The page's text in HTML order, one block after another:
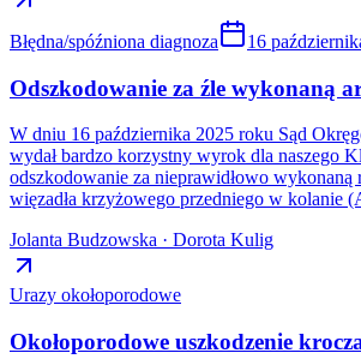
Błędna/spóźniona diagnoza 16
Odszkodowanie za źle wykonaną
W dniu 16 października 2025 roku Sąd
wydał bardzo korzystny wyrok dla naszego
odszkodowanie za nieprawidłowo wykonaną
więzadła krzyżowego przedniego w kolanie
Jolanta Budzowska · Dorota Kulig
Urazy okołoporodowe
Okołoporodowe uszkodzenie